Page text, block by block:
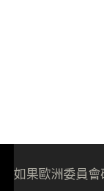
如果歐洲委員